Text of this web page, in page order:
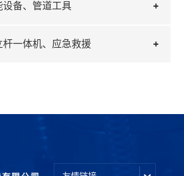
备、管道工具
一体机、应急救援